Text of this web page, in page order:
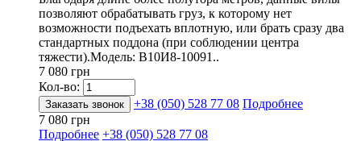
позволяют обрабатывать груз, к которому нет
возможности подъехать вплотную, или брать сразу два
стандартных поддона (при соблюдении центра
тяжести).Модель: В10И8-10091..
7 080 грн
Кол-во:
Заказать звонок +38 (050) 528 77 08 Подробнее
7 080 грн
Подробнее +38 (050) 528 77 08